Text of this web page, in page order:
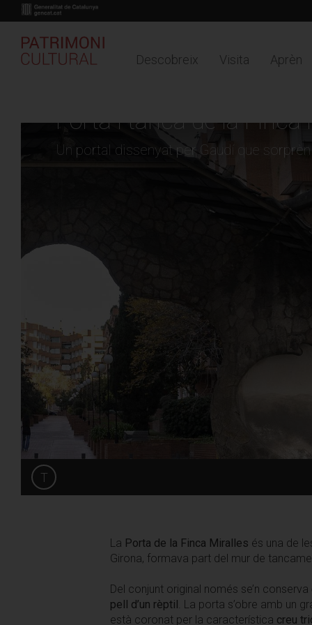
Descobreix Visita Aprèn
Buy online
TimelineMapa
Porta i tanca de la Finca
Un portal dissenyat per Gaudí que
T
La Porta de la Finca Miralles és una de
Girona, formava part del mur de
Del conjunt original només se’n conserva
pell d’un rèptil . La porta s’obre amb un
està coronat per la característica creu